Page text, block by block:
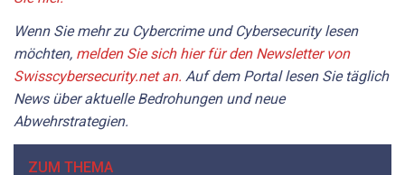
Wenn Sie mehr zu Cybercrime und Cybersecurity lesen
möchten, melden Sie sich hier für den Newsletter von
Swisscybersecurity.net an. Auf dem Portal lesen Sie täglich
News über aktuelle Bedrohungen und neue
Abwehrstrategien.
ZUM THEMA